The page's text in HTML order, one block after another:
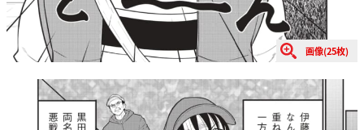
画像(25枚)